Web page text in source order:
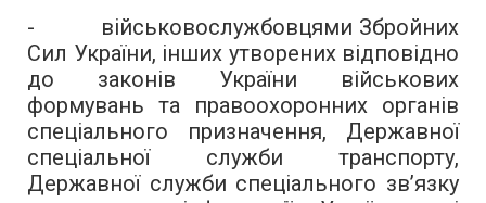
- військовослужбовцями Збройних
Сил України, інших утворених відповідно
до законів України військових
формувань та правоохоронних органів
спеціального призначення, Державної
спеціальної служби транспорту,
Державної служби спеціального зв’язку